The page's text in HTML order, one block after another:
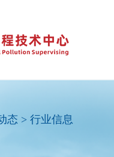
态 > 行业信息